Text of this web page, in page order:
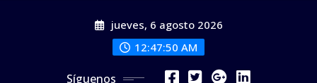
jueves, 6 agosto 2026
12:47:52 AM
Síguenos